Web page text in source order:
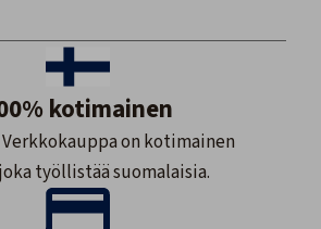
kotimainen
on kotimainen
työllistää suomalaisia.